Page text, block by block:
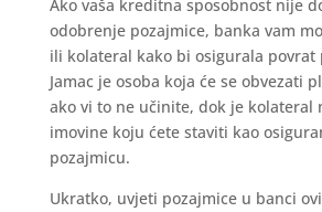
Ako vaša kreditna sposobnost nije
odobrenje pozajmice, banka vam
ili kolateral kako bi osigurala povrat
Jamac je osoba koja će se obvezati
ako vi to ne učinite, dok je kolateral
imovine koju ćete staviti kao
pozajmicu.
Ukratko, uvjeti pozajmice u banci